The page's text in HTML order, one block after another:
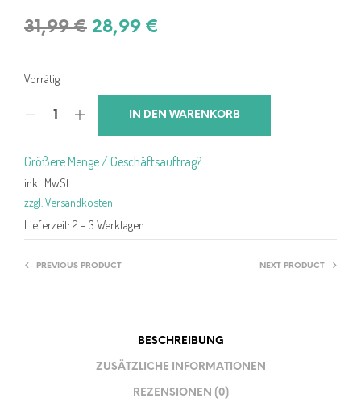
31,99€ Ursprünglicher
31,99 €
28,99 €
28,99 €.
Vorrätig
IN DEN WARENKORB
Größere Menge / Geschäftsauftrag?
inkl. MwSt.
zzgl. Versandkosten
Lieferzeit: 2 – 3 Werktagen
PREVIOUS PRODUCT NEXT PRODUCT
BESCHREIBUNG
ZUSÄTZLICHE INFORMATIONEN
REZENSIONEN (0)